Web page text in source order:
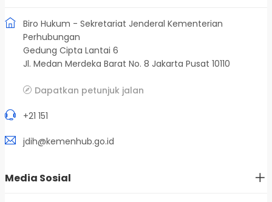
Biro Hukum - Sekretariat Jenderal Kementerian
Perhubungan
Gedung Cipta Lantai 6
Jl. Medan Merdeka Barat No. 8 Jakarta Pusat 10110
Dapatkan petunjuk jalan
+21 151
jdih@kemenhub.go.id
Media Sosial